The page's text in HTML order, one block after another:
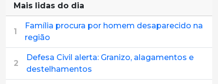
Mais lidas do dia
1
Família procura por homem desaparecido na
região
2
Defesa Civil alerta: Granizo, alagamentos e
destelhamentos